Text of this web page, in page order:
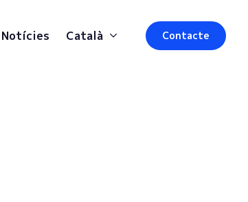
Notícies Català Contacte